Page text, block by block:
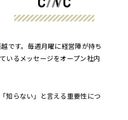
です。毎週月曜に経営陣が持ち
いるメッセージをオープン社内
知らない」と言える重要性につ